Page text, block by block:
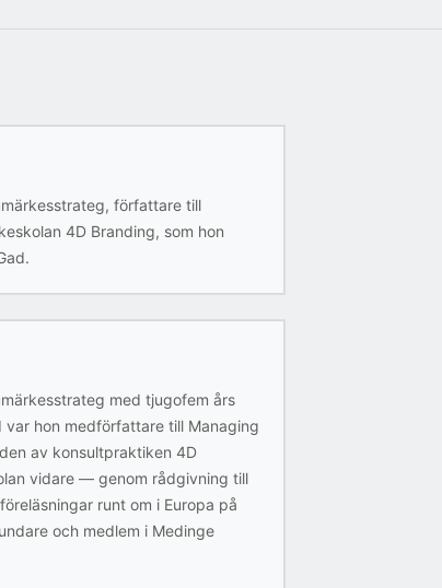
författare till
4D Branding, som hon
med tjugofem års
var hon medförfattare till Managing
av konsultpraktiken 4D
vidare — genom rådgivning till
runt om i Europa på
och medlem i Medinge